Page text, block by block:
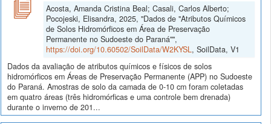
Acosta, Amanda Cristina Beal; Casali, Carlos Alberto;
Pocojeski, Elisandra, 2025, "Dados de "Atributos Químicos
de Solos Hidromórficos em Área de Preservação
Permanente no Sudoeste do Paraná"",
https://doi.org/10.60502/SoilData/W2KYSL, SoilData, V1
Dados da avaliação de atributos químicos e físicos de solos
hidromórficos em Áreas de Preservação Permanente (APP) no Sudoeste
do Paraná. Amostras de solo da camada de 0-10 cm foram coletadas
em quatro áreas (três hidromórficas e uma controle bem drenada)
durante o inverno de 201...